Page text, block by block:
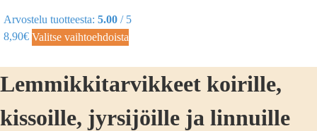
Arvostelu tuotteesta: 5.00 / 5
8,90€ Valitse vaihtoehdoista
Lemmikkitarvikkeet koirille,
kissoille, jyrsijöille ja linnuille